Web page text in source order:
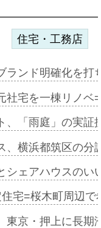
住宅・工務店
ランド明確化を
社宅を一棟リノ
、「雨庭」の実
、横浜都筑区の
シェアハウスの
宅=桜木町周辺
東京・押上に長